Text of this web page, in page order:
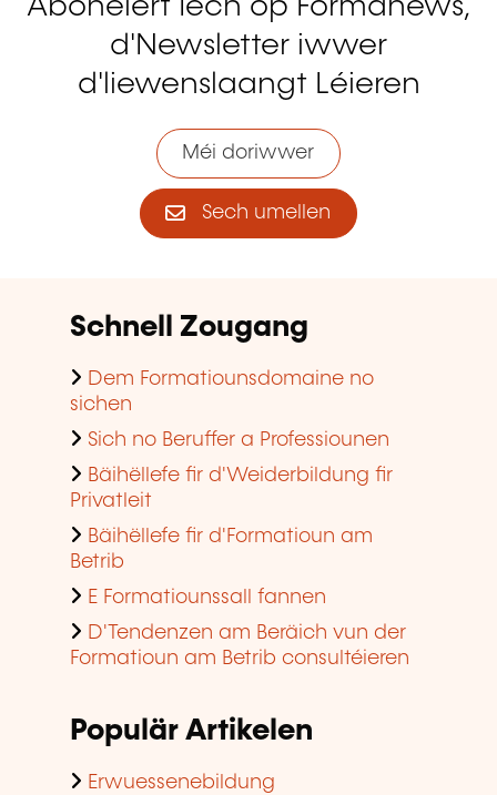
Abonéiert Iech op Formanews,
d'Newsletter iwwer
d'liewenslaangt Léieren
Méi doriwwer
Sech umellen
Schnell Zougang
Dem Formatiounsdomaine no
sichen
Sich no Beruffer a Professiounen
Bäihëllefe fir d'Weiderbildung fir
Privatleit
Bäihëllefe fir d'Formatioun am
Betrib
E Formatiounssall fannen
D'Tendenzen am Beräich vun der
Formatioun am Betrib consultéieren
Populär Artikelen
Erwuessenebildung